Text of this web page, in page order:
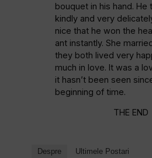
bouquet in his hand. He
kindly and very
nice that he won the
ant instantly. She
they both lived very
much in love. It was a
it hasn’t been seen
beginning of time.
THE END
Despre Ultimele Postari